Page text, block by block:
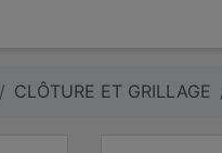
CLÔTURE ET GRILLAGE